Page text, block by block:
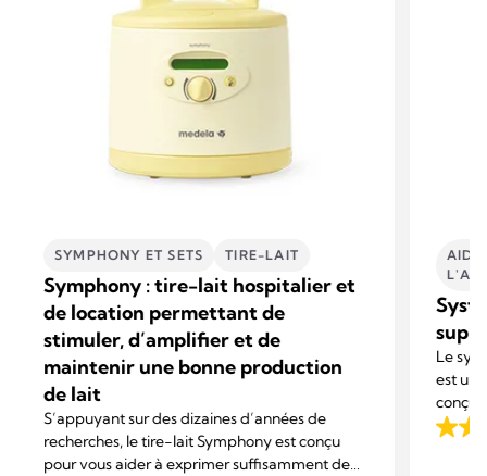
SYMPHONY ET SETS TIRE-LAIT
Symphony : tire-lait hospitalier et
de location permettant de
stimuler, d’amplifier et de
maintenir une bonne production
de lait
S’appuyant sur des dizaines d’années de
recherches, le tire-lait Symphony est conçu
pour vous aider à exprimer suffisamment de
Le
est un
conçu
allaiter
3.5